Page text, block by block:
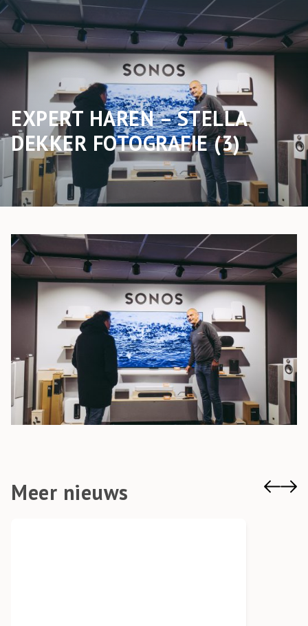
EXPERT HAREN – STELLA
DEKKER FOTOGRAFIE (3)
Meer nieuws